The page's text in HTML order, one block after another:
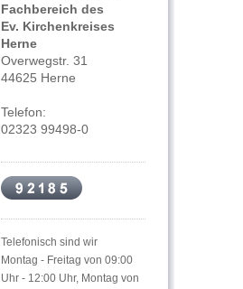
Fachbereich des
Ev. Kirchenkreises
Herne
Overwegstr. 31
44625 Herne
Telefon:
02323 99498-0
Telefonisch sind wir
Montag - Freitag von 09:00
Uhr - 12:00 Uhr, Montag von